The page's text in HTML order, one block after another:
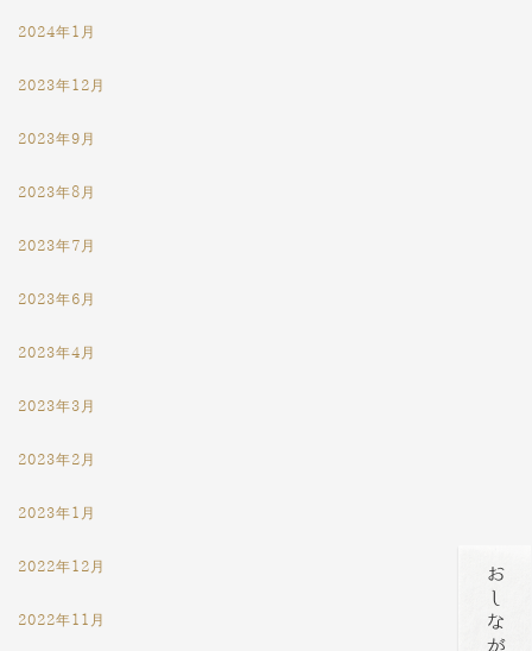
2024年1月
2023年12月
2023年9月
2023年8月
2023年7月
2023年6月
2023年4月
2023年3月
2023年2月
2023年1月
2022年12月
2022年11月